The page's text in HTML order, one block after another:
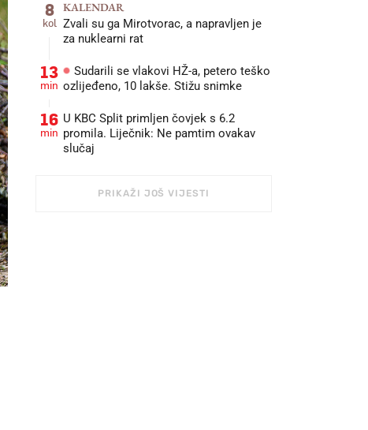
8
kol
KALENDAR
Zvali su ga Mirotvorac, a napravljen je
za nuklearni rat
13
min
Sudarili se vlakovi HŽ-a, petero teško
ozlijeđeno, 10 lakše. Stižu snimke
16
min
U KBC Split primljen čovjek s 6.2
promila. Liječnik: Ne pamtim ovakav
slučaj
PRIKAŽI JOŠ VIJESTI